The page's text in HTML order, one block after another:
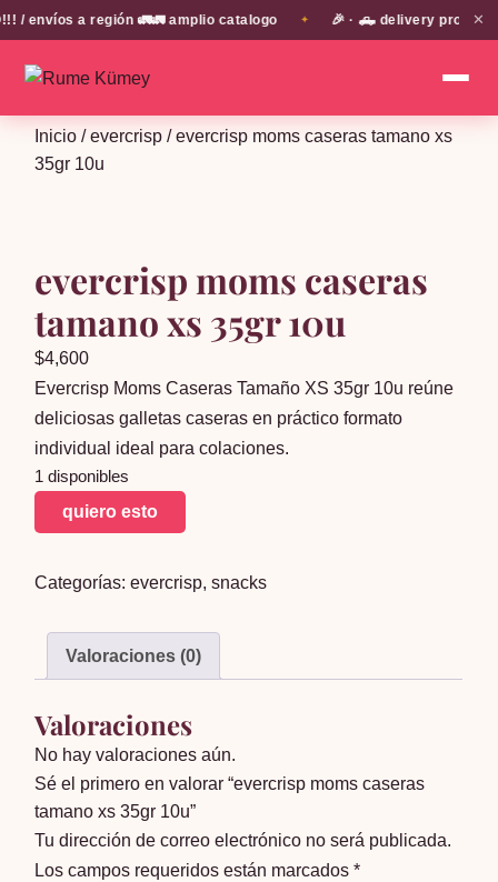
envíos a región 🚛🚛 amplio catalogo 🎉 · 🛻 delivery propio en
✕
Inicio /evercrisp / evercrisp moms caseras tamano xs
35gr 10u
evercrisp moms caseras
tamano xs 35gr 10u
$4,600
Evercrisp Moms Caseras Tamaño XS 35gr 10u reúne
deliciosas galletas caseras en práctico formato
individual ideal para colaciones.
1 disponibles
evercrisp
moms
tamano
quiero esto
Categorías:evercrisp,snacks
Valoraciones (0)
Valoraciones
No hay valoraciones aún.
Sé el primero en valorar “evercrisp moms caseras
tamano xs 35gr 10u”
Tu dirección de correo electrónico no será publicada.
Los campos requeridos están marcados*